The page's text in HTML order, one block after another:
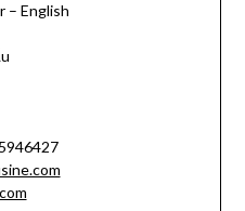
– English